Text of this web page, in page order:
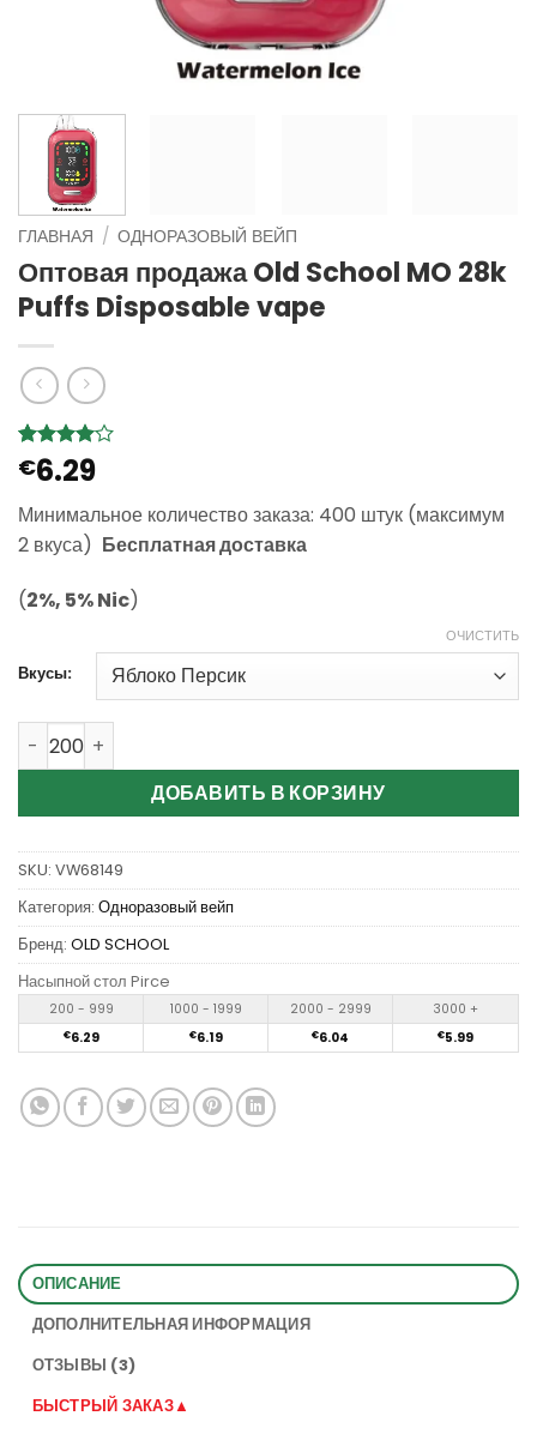
ГЛАВНАЯ / ОДНОРАЗОВЫЙ ВЕЙП
Оптовая продажа Old School MO 28k
Puffs Disposable vape
Рейтинг
4из 5
основе
опроса
3
пользователей
€6.29
Минимальное количество заказа: 400 штук (максимум
2 вкуса) Бесплатная доставка
(2%, 5% Nic)
Вкусы:
ОЧИСТИТЬ
Количество Wholesale Old School MO 28k Puffs
ДОБАВИТЬ В КОРЗИНУ
SKU: VW68149
Категория: Одноразовый вейп
Бренд: OLD SCHOOL
Насыпной стол Pirce
200 - 999 1000 - 1999 2000 - 2999 3000 +
€6.29 €6.19 €6.04 €5.99
ОПИСАНИЕ
ДОПОЛНИТЕЛЬНАЯ ИНФОРМАЦИЯ
ОТЗЫВЫ (3)
БЫСТРЫЙ ЗАКАЗ▲